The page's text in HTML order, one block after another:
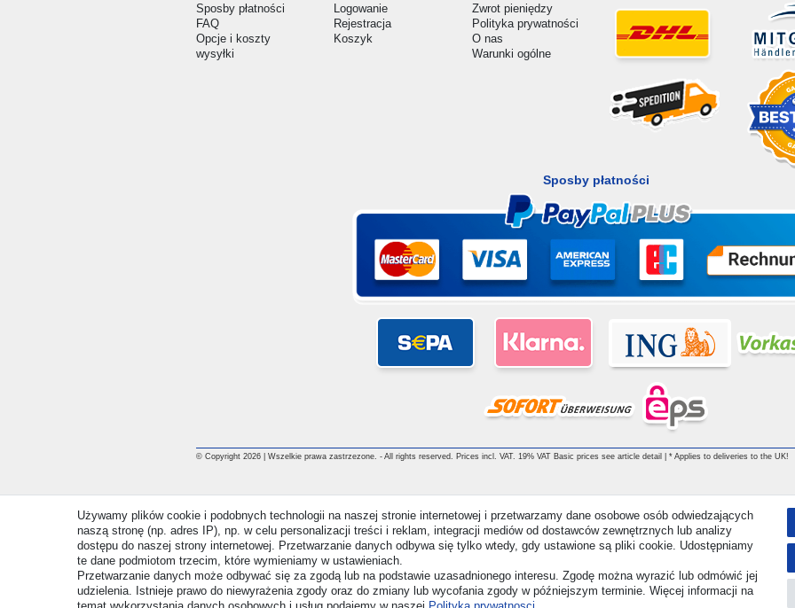
Sposby płatności
FAQ
Opcje i koszty
wysyłki
Logowanie
Rejestracja
Koszyk
Zwrot pieniędzy
Polityka prywatności
O nas
Warunki ogólne
Sposby płatności
© Copyright 2026 | Wszelkie prawa zastrzezone. - All rights reserved. Prices incl. VAT. 19% VAT Basic prices see article detail | * Applies to deliveries to the UK!
Używamy plików cookie i podobnych technologii na naszej stronie internetowej i przetwarzamy dane osobowe osób odwiedzających
naszą stronę (np. adres IP), np. w celu personalizacji treści i reklam, integracji mediów od dostawców zewnętrznych lub analizy
dostępu do naszej strony internetowej. Przetwarzanie danych odbywa się tylko wtedy, gdy ustawione są pliki cookie. Udostępniamy
te dane podmiotom trzecim, które wymieniamy w ustawieniach.
Przetwarzanie danych może odbywać się za zgodą lub na podstawie uzasadnionego interesu. Zgodę można wyrazić lub odmówić jej
udzielenia. Istnieje prawo do niewyrażenia zgody oraz do zmiany lub wycofania zgody w późniejszym terminie. Więcej informacji na